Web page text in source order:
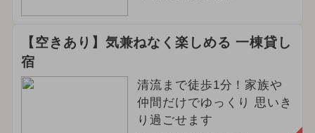
【空きあり】気兼ねなく楽しめる 一棟貸し
宿
清流まで徒歩1分！家族や
仲間だけでゆっくり 思いき
り過ごせます